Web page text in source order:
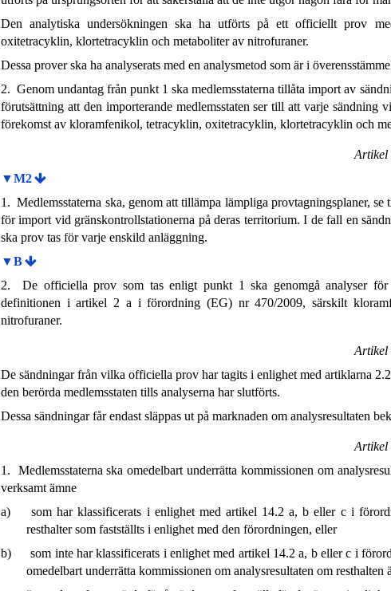
Den analytiska undersökningen ska ha utförts på ett officiellt prov
oxitetracyklin, klortetracyklin och metaboliter av nitrofuraner.
Dessa prover ska ha analyserats med en analysmetod som är i
2. Genom undantag från punkt 1 ska medlemsstaterna tillåta import av
förutsättning att den importerande medlemsstaten ser till att varje sändning
förekomst av kloramfenikol, tetracyklin, oxitetracyklin, klortetracyklin och
Artikel
▼M2
1. Medlemsstaterna ska, genom att tillämpa lämpliga provtagningsplaner,
för import vid gränskontrollstationerna på deras territorium. I de fall en
ska prov tas för varje enskild anläggning.
▼B
2. De officiella prov som tas enligt punkt 1 ska genomgå analyser för
definitionen i artikel 2 a i förordning (EG) nr 470/2009, särskilt
nitrofuraner.
Artikel
De sändningar från vilka officiella prov har tagits i enlighet med artiklarna
den berörda medlemsstaten tills analyserna har slutförts.
Dessa sändningar får endast släppas ut på marknaden om analysresultaten
Artikel
1. Medlemsstaterna ska omedelbart underrätta kommissionen om
verksamt ämne
a)
som har klassificerats i enlighet med artikel 14.2 a, b eller c i
resthalter som fastställts i enlighet med den förordningen, eller
b)
som inte har klassificerats i enlighet med artikel 14.2 a, b eller c i
omedelbart underrätta kommissionen om analysresultaten om resthalten